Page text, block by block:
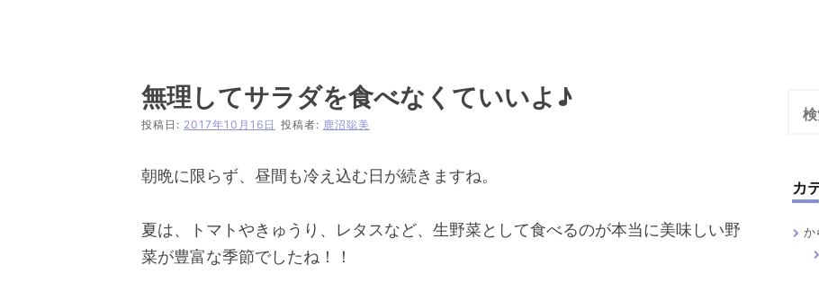
無理してサラダを食べなくていいよ♪
投稿日: 2017年10月16日 投稿者: 鹿沼聡美
朝晩に限らず、昼間も冷え込む日が続きますね。
夏は、トマトやきゅうり、レタスなど、生野菜として食べるのが本当に美味しい野
菜が豊富な季節でしたね！！
索:
カ
か